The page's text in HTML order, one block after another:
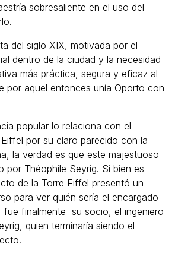
sobresaliente en el uso del
del siglo XIX, motivada por el
dentro de la ciudad y la necesidad
más práctica, segura y eficaz al
por aquel entonces unía Oporto con
popular lo relaciona con el
por su claro parecido con la
la verdad es que este majestuoso
por Théophile Seyrig. Si bien es
de la Torre Eiffel presentó un
para ver quién sería el encargado
finalmente su socio, el ingeniero
quien terminaría siendo el